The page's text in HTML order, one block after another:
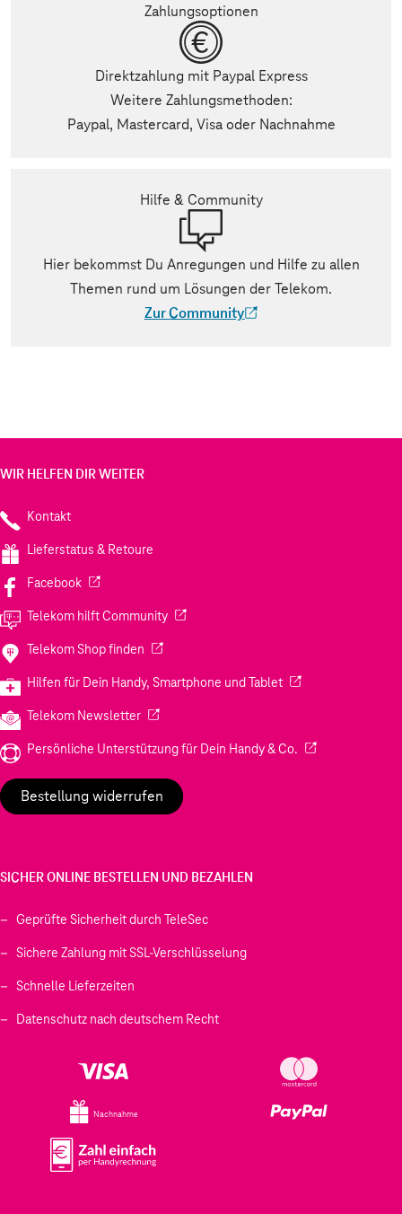
Zahlungsoptionen
Direktzahlung mit Paypal Express
Weitere Zahlungsmethoden:
Paypal, Mastercard, Visa oder Nachnahme
Hilfe & Community
Hier bekommst Du Anregungen und Hilfe zu allen
Themen rund um Lösungen der Telekom.
Zur Community
(Der Link wird in einem neuen Tab
WIR HELFEN DIR WEITER
Kontakt
Lieferstatus & Retoure
Facebook(Wird in einem neuen Tab geöffnet)
Telekom hilft Community(Wird in einem neuen Tab geöffnet)
Telekom Shop finden (Wird in einem neuen Tab geöffnet)
Hilfen für Dein Handy, Smartphone und Tablet(Wird in einem
Telekom Newsletter(Wird in einem neuen Tab geöffnet)
Persönliche Unterstützung für Dein Handy & Co. (Wird in einem
Bestellung widerrufen
SICHER ONLINE BESTELLEN UND BEZAHLEN
Geprüfte Sicherheit durch TeleSec
Sichere Zahlung mit SSL-Verschlüsselung
Schnelle Lieferzeiten
Datenschutz nach deutschem Recht
Nachnahme